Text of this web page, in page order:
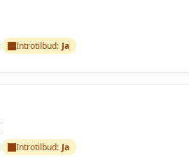
Introtilbud: Ja
Introtilbud: Ja